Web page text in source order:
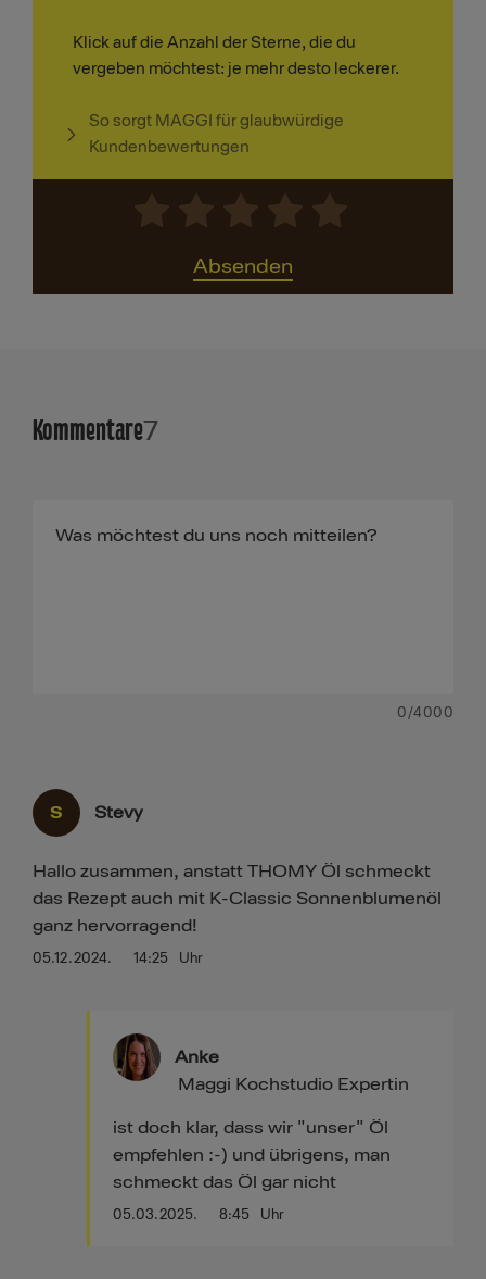
Klick auf die Anzahl der Sterne, die du
vergeben möchtest: je mehr desto leckerer.
So sorgt MAGGI für glaubwürdige
Kundenbewertungen
Absenden
Kommentare7
0 /4000
S Stevy
05.12.2024. 14:25 Uhr
Hallo zusammen, anstatt THOMY Öl schmeckt
das Rezept auch mit K-Classic Sonnenblumenöl
ganz hervorragend!
Anke
05.03.2025. 8:45 Uhr
Maggi Kochstudio Expertin
ist doch klar, dass wir "unser" Öl
empfehlen :-) und übrigens, man
schmeckt das Öl gar nicht